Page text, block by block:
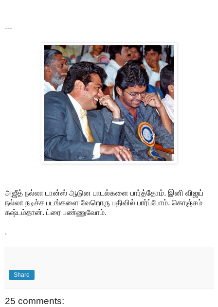
---
அஜீத் நல்லா டான்ஸ் ஆடுன பாடல்களை பார்த்தோம். இனி விஜய்
நல்லா நடிச்ச படங்களை வேறொரு பதிவில் பார்ப்போம். கொஞ்சம்
கஷ்டம்தான். ட்ரை பண்ணுவோம்.
.
Share
25 comments: